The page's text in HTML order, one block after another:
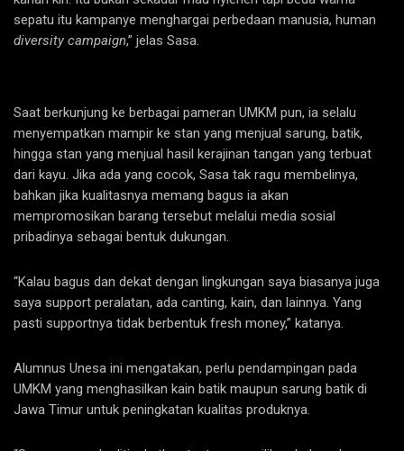
sepatu itu kampanye menghargai perbedaan manusia, human
diversity campaign,” jelas Sasa.
Saat berkunjung ke berbagai pameran UMKM pun, ia selalu
menyempatkan mampir ke stan yang menjual sarung, batik,
hingga stan yang menjual hasil kerajinan tangan yang terbuat
dari kayu. Jika ada yang cocok, Sasa tak ragu membelinya,
bahkan jika kualitasnya memang bagus ia akan
mempromosikan barang tersebut melalui media sosial
pribadinya sebagai bentuk dukungan.
“Kalau bagus dan dekat dengan lingkungan saya biasanya juga
saya support peralatan, ada canting, kain, dan lainnya. Yang
pasti supportnya tidak berbentuk fresh money,” katanya.
Alumnus Unesa ini mengatakan, perlu pendampingan pada
UMKM yang menghasilkan kain batik maupun sarung batik di
Jawa Timur untuk peningkatan kualitas produknya.